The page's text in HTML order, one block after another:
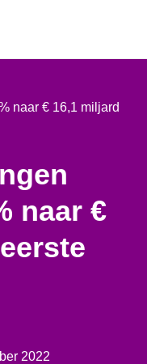
naar € 16,1 miljard
naar €
2022